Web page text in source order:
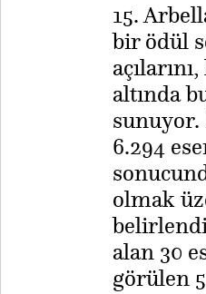
15.
bir ödül
altında
sunuyor.
6.294
olmak
alan 30
görülen